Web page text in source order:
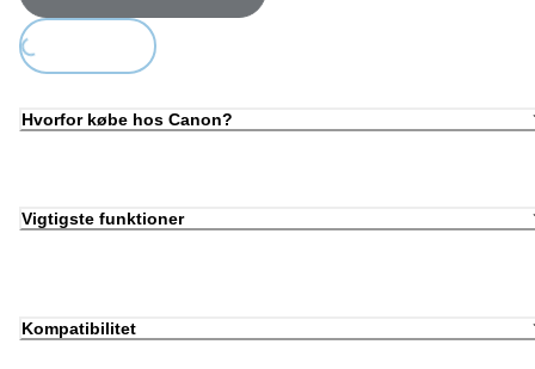
Loading...
Hvorfor købe hos Canon?
Vigtigste funktioner
Kompatibilitet